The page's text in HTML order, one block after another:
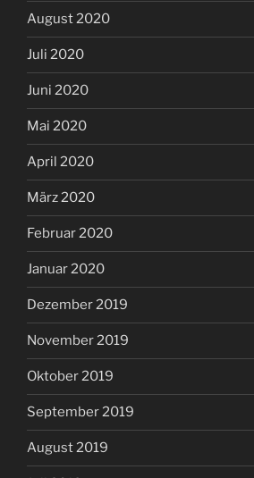
August 2020
Juli 2020
Juni 2020
Mai 2020
April 2020
März 2020
Februar 2020
Januar 2020
Dezember 2019
November 2019
Oktober 2019
September 2019
August 2019